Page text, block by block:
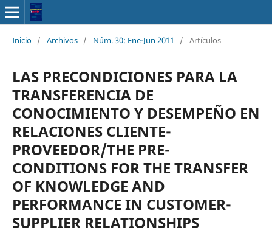
Inicio / Archivos / Núm. 30: Ene-Jun 2011 / Artículos
LAS PRECONDICIONES PARA LA
TRANSFERENCIA DE
CONOCIMIENTO Y DESEMPEÑO EN
RELACIONES CLIENTE-
PROVEEDOR/THE PRE-
CONDITIONS FOR THE TRANSFER
OF KNOWLEDGE AND
PERFORMANCE IN CUSTOMER-
SUPPLIER RELATIONSHIPS